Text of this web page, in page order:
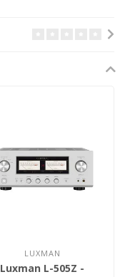
LUXMAN
Luxman L-505Z -